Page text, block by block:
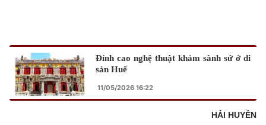
Đỉnh cao nghệ thuật khảm sành sứ ở di
sản Huế
11/05/2026 16:22
HẢI HUYỀN